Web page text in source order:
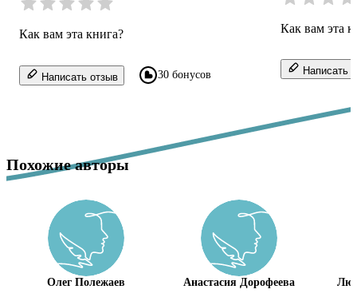
Как вам эта книга?
Написать отзыв 30 бонусов
Как вам эта
Написать
Похожие авторы
Олег Полежаев Анастасия Дорофеева